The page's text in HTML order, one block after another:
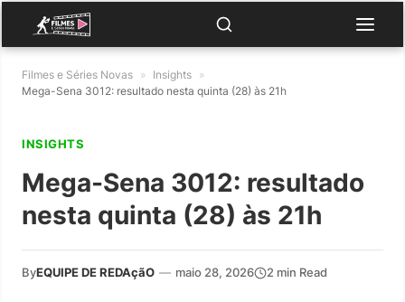
Filmes e Séries Novas » Insights »
Mega-Sena 3012: resultado nesta quinta (28) às 21h
INSIGHTS
Mega-Sena 3012: resultado
nesta quinta (28) às 21h
ByEQUIPE DE REDAçãO — maio 28, 2026 2 min Read